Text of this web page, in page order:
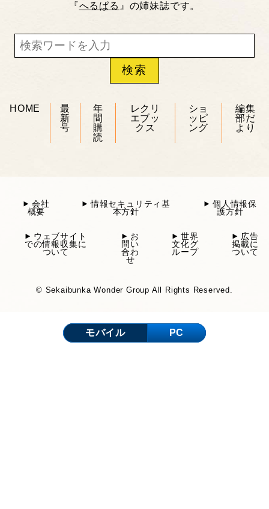
『へるぱる 』の姉妹誌です。
HOME
最
新
号
年
間
購
読
レクリ
エブッ
クス
ショ
ッピ
ング
編集
部だ
より
会社
概要
情報セキュリティ基
本方針
個人情報保
護方針
ウェブサイト
での情報収集に
ついて
お
問い
合わ
せ
世界
文化グ
ループ
広告
掲載に
ついて
© Sekaibunka Wonder Group All Rights Reserved.
モバイル PC